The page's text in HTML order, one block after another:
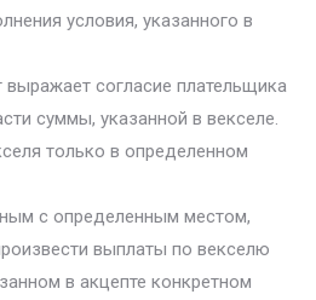
условия, указанного в
выражает согласие плательщика
суммы, указанной в векселе.
только в определенном
с определенным местом,
выплаты по векселю
в акцепте конкретном